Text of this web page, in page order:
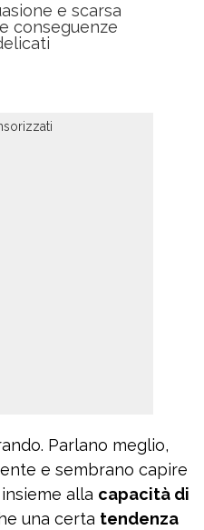
e scarsa
conseguenze
Parlano meglio,
e sembrano capire
alla capacità di
una certa tendenza